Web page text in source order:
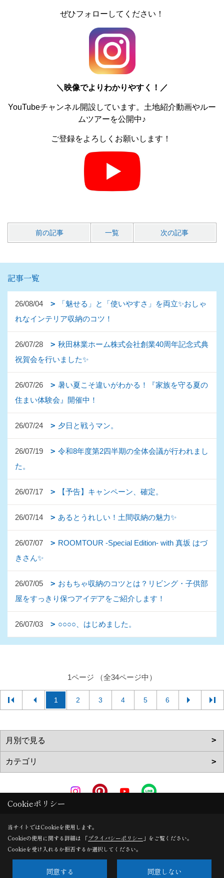
ぜひフォローしてください！
＼ 映像でよりわかりやすく！／
YouTubeチャンネル開設しています。土地紹介動画やルー
ムツアーを公開中♪
ご登録をよろしくお願いします！
前の記事 一覧 次の記事
記事一覧
26/08/04
「魅せる」と「使いやすさ」を両立✨おしゃ
れなインテリア収納のコツ！
26/07/28
秋田林業ホーム株式会社創業40周年記念式典
祝賀会を行いました✨
26/07/26
暑い夏こそ違いがわかる！『家族を守る夏の
住まい体験会』開催中！
26/07/24 夕日と戦うマン。
26/07/19
令和8年度第2四半期の全体会議が行われまし
た。
26/07/17 【予告】キャンペーン、確定。
26/07/14 あるとうれしい！土間収納の魅力✨
26/07/07
ROOMTOUR -Special Edition- with 真坂 はづ
きさん✨
26/07/05
おもちゃ収納のコツとは？リビング・子供部
屋をすっきり保つアイデアをご紹介します！
26/07/03 ○○○○、はじめました。
1ページ （全34ページ中）
1 2 3 4 5 6
Copyright (c) AkitaRingyouHome. All Rights Reserved.
Produced byゴデスクリエイト
Cookieポリシー
当サイトではCookieを使用します。
Cookieの使用に関する詳細は 「プライバシーポリシー 」をご覧ください。
Cookieを受け入れるか拒否するか選択してください。
同意する 同意しない